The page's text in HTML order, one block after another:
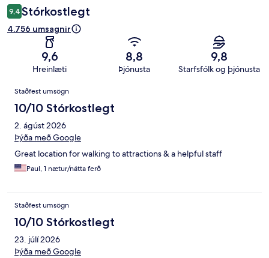
9,4 Stórkostlegt
4.756 umsagnir
9,6
Hreinlæti
8,8
Þjónusta
9,8
Starfsfólk og þjónusta
Umsagnir
Staðfest umsögn
10/10 Stórkostlegt
2. ágúst 2026
Þýða með Google
Great location for walking to attractions & a helpful staff
Paul, 1 nætur/nátta ferð
Staðfest umsögn
10/10 Stórkostlegt
23. júlí 2026
Þýða með Google